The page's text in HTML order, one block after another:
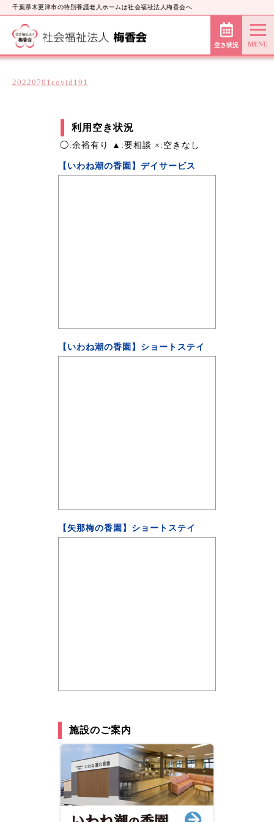
千葉県木更津市の特別養護老人ホームは社会福祉法人梅香会へ
空き状況
利用空き状況
◯:余裕有り ▲:要相談 ×:空きなし
【いわね潮の香園】デイサービス
【いわね潮の香園】ショートステイ
【矢那梅の香園】ショートステイ
施設のご案内
20220701covid191